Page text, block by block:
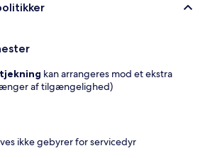
kan arrangeres mod et ekstra
af tilgængelighed)
ikke gebyrer for servicedyr